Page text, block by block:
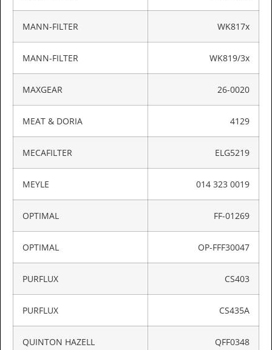
MANN-FILTER WK817x
MANN-FILTER WK819/3x
MAXGEAR 26-0020
MEAT & DORIA 4129
MECAFILTER ELG5219
MEYLE 014 323 0019
OPTIMAL FF-01269
OPTIMAL OP-FFF30047
PURFLUX CS403
PURFLUX CS435A
QUINTON HAZELL QFF0348